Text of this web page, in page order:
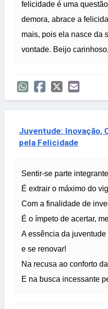
felicidade é uma
demora, abrace a
mais, pois ela nasce da
vontade. Beijo
Juventude: Inovação,
pela Felicidade
Sentir-se parte
É extrair o máximo do
Com a finalidade de
É o ímpeto de acertar,
A essência da
e se renovar!
Na recusa ao conforto
E na busca incessante